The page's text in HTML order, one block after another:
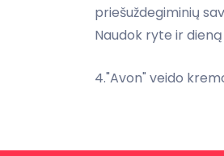
priešuždegiminių
Naudok ryte ir
4."Avon" veido